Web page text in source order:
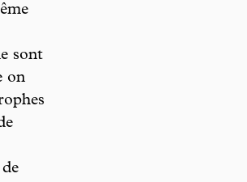
sont
on